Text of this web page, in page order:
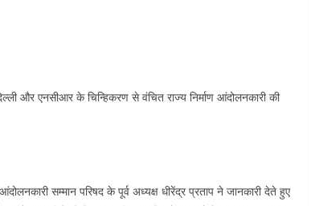
और एनसीआर के चिन्हिकरण से वंचित राज्य निर्माण आंदोलनकारी की
सम्मान परिषद के पूर्व अध्यक्ष धीरेंद्र प्रताप ने जानकारी देते हुए